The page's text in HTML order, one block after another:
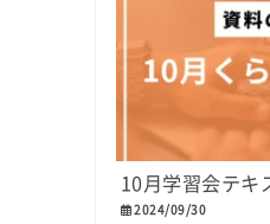
10月学習会テキ
2024/09/30